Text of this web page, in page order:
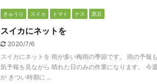
きゅうり スイカ トマト ナス 黒豆
スイカにネットを
2020/7/6
スイカにネットを 雨が多い梅雨の季節です。 雨の予報
気予報を見ながら 晴れた日のみの作業になります。 今
が きつい時期に ...